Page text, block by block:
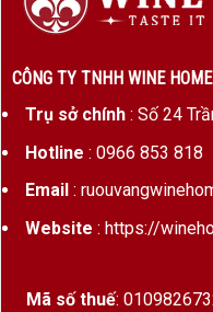
CÔNG TY TNHH WINE
Trụ sở chính: Số 24
Hotline : 0966 853 818
Email :
Website : https://
Mã số thuế: